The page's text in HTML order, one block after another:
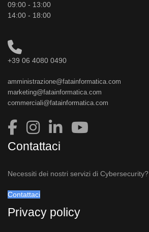
09:00 - 13:00
14:00 - 18:00
+39 06 4080 0490
amministrazione@fatainformatica.com
marketing@fatainformatica.com
commerciali@fatainformatica.com
Contattaci
Necessiti dei nostri servizi di Cybersecurity?
Contattaci
Privacy policy